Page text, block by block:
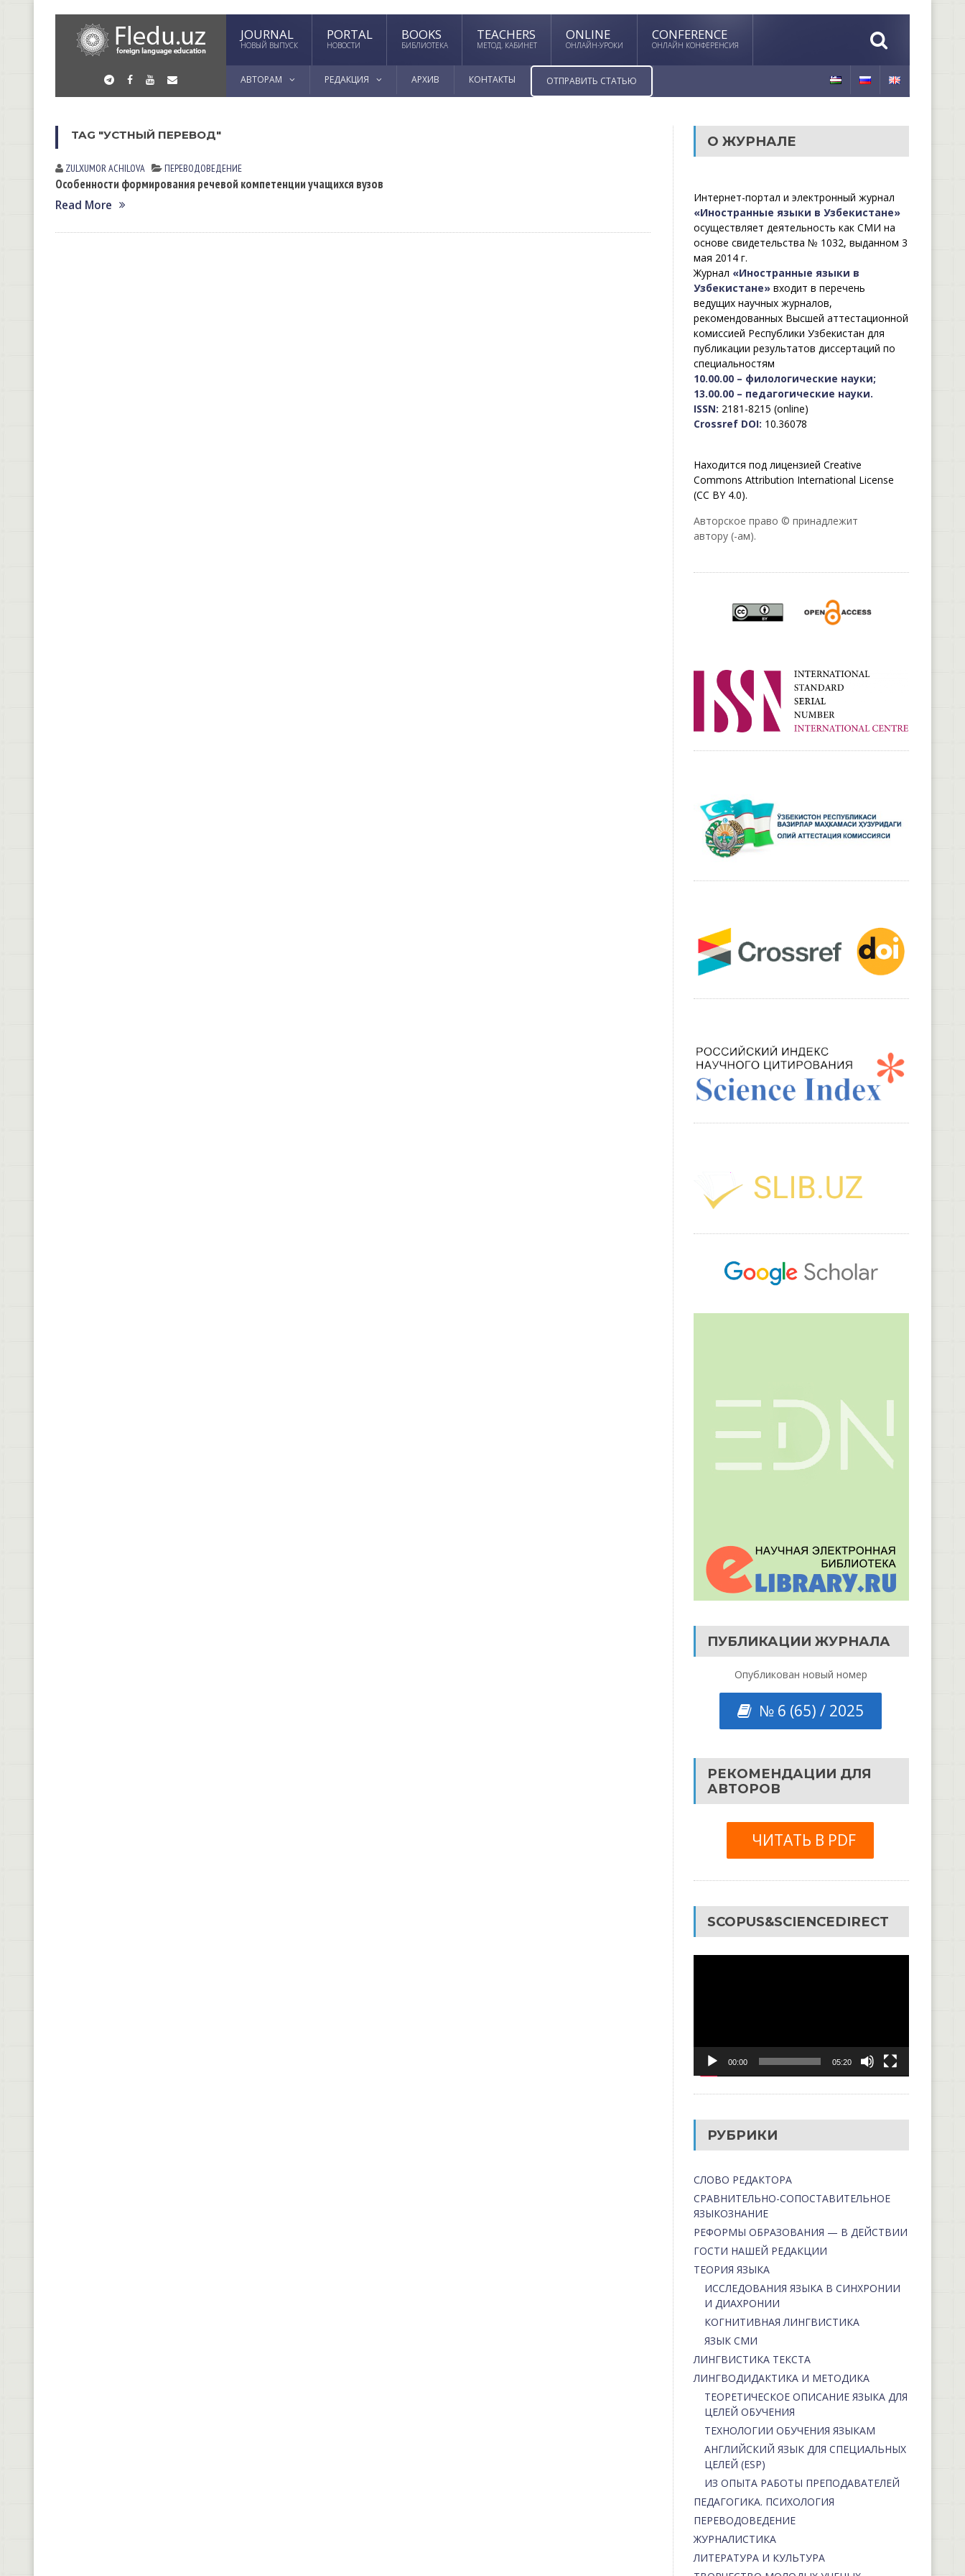
JOURNAL
НОВЫЙ ВЫПУСК
PORTAL
НОВОСТИ
BOOKS
БИБЛИОТЕКА
TEACHERS
МЕТОД. КАБИНЕТ
ONLINE
ОНЛАЙН-УРОКИ
CONFERENCE
ОНЛАЙН КОНФЕРЕНСИЯ
АВТОРАМ РЕДАКЦИЯ АРХИВ КОНТАКТЫ ОТПРАВИТЬ СТАТЬЮ
TAG "УСТНЫЙ ПЕРЕВОД"
ZULXUMOR АCHILOVА ПЕРЕВОДОВЕДЕНИЕ
Особенности формирования речевой компетенции учащихся вузов
Read More
О ЖУРНАЛЕ
Интернет-портал и электронный журнал
«Иностранные языки в Узбекистане»
осуществляет деятельность как СМИ на
основе свидетельства № 1032, выданном 3
мая 2014 г.
Журнал «Иностранные языки в
Узбекистане»входит в перечень
ведущих научных журналов,
рекомендованных Высшей аттестационной
комиссией Республики Узбекистан для
публикации результатов диссертаций по
специальностям
10.00.00 – филологические науки;
13.00.00 – педагогические науки.
ISSN: 2181-8215 (online)
Crossref DOI: 10.36078
Находится под лицензией Creative
Commons Attribution International License
(CC BY 4.0).
Авторское право © принадлежит
автору (-ам).
ПУБЛИКАЦИИ ЖУРНАЛА
Опубликован новый номер
№ 6 (65) / 2025
РЕКОМЕНДАЦИИ ДЛЯ
АВТОРОВ
ЧИТАТЬ В PDF
SCOPUS&SCIENCEDIRECT
00:00 05:20
РУБРИКИ
СЛОВО РЕДАКТОРА
СРАВНИТЕЛЬНО-СОПОСТАВИТЕЛЬНОЕ
ЯЗЫКОЗНАНИЕ
РЕФОРМЫ ОБРАЗОВАНИЯ — В ДЕЙСТВИИ
ГОСТИ НАШЕЙ РЕДАКЦИИ
ТЕОРИЯ ЯЗЫКА
ИССЛЕДОВАНИЯ ЯЗЫКА В СИНХРОНИИ
И ДИАХРОНИИ
КОГНИТИВНАЯ ЛИНГВИСТИКА
ЯЗЫК СМИ
ЛИНГВИСТИКА ТЕКСТА
ЛИНГВОДИДАКТИКА И МЕТОДИКА
ТЕОРЕТИЧЕСКОЕ ОПИСАНИЕ ЯЗЫКА ДЛЯ
ЦЕЛЕЙ ОБУЧЕНИЯ
ТЕХНОЛОГИИ ОБУЧЕНИЯ ЯЗЫКАМ
АНГЛИЙСКИЙ ЯЗЫК ДЛЯ СПЕЦИАЛЬНЫХ
ЦЕЛЕЙ (ESP)
ИЗ ОПЫТА РАБОТЫ ПРЕПОДАВАТЕЛЕЙ
ПЕДАГОГИКА. ПСИХОЛОГИЯ
ПЕРЕВОДОВЕДЕНИЕ
ЖУРНАЛИСТИКА
ЛИТЕРАТУРА И КУЛЬТУРА